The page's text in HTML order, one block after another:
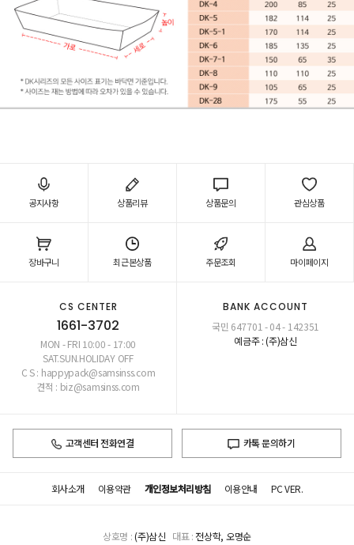
공지사항 상품리뷰 상품문의 관심상품
장바구니 최근본상품 주문조회 마이페이지
CS CENTER
1661-3702
MON - FRI 10:00 - 17:00
SAT.SUN.HOLIDAY OFF
C S : happypack@samsinss.com
견적 : biz@samsinss.com
BANK ACCOUNT
국민 647701 - 04 - 142351
예금주 : (주)삼신
고객센터 전화연결 카톡 문의하기
회사소개 이용약관 개인정보처리방침 이용안내 PC VER.
상호명 :(주)삼신 대표 : 전상학, 오명순